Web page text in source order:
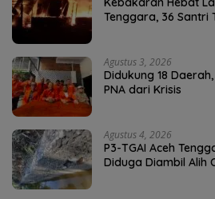
Tenggara, 36 Santri
Agustus 3, 2026
Didukung 18
PNA dari Krisis
Agustus 4, 2026
P3-TGAI Aceh
Diduga Diambil Alih